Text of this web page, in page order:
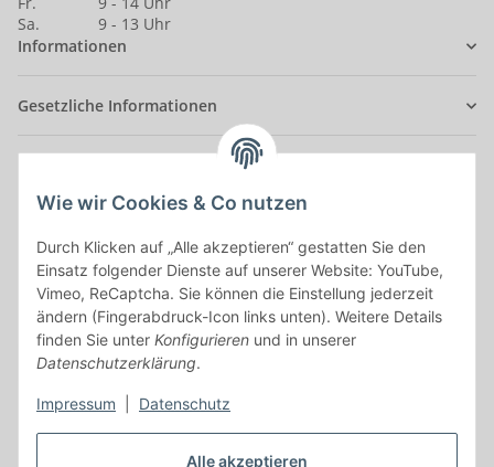
Alle akzeptieren
Wie wir Cookies & Co nutzen
Durch Klicken auf „Alle akzeptieren“ gestatten Sie den
Einsatz folgender Dienste auf unserer Website: YouTube,
Vimeo, ReCaptcha. Sie können die Einstellung jederzeit
ändern (Fingerabdruck-Icon links unten). Weitere Details
finden Sie unter Konfigurieren und in unserer
Datenschutzerklärung.
Impressum Datenschutz
Sa.
9 - 13 Uhr
Informationen
Gesetzliche Informationen
Alle mit*markierten Felder sind Pflichtfelder.
E-Mail-Adresse
Passwort
Passwort vergessen
Neu hier?